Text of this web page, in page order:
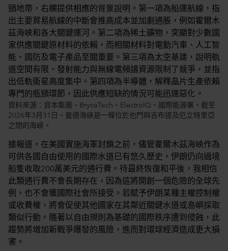
資料來源：資本集團、BryceTech、ElectroIQ、國際能源署。截至
2026年3月31日。曼德海峽是一條位於也門與吉布提及厄立特里亞
之間的海峽。
據報道，在美國實施海軍封鎖之前，儘管霍爾木茲海峽作為
可供各國自由使用的國際水道已有悠久歷史，伊朗仍向過境
船隻收取200萬美元的通行費。待最終恢復和平後，我相信
此類通行費不會長期存在，因為這將開創一個危險的全球先
例，也不會獲國際社會所接受。若賦予伊朗某種主權控制權
或收費權，將會促使其他國家在其鄰近關鍵水道或島嶼採取
類似行動。隨著以自由規則為基礎的國際秩序遭到侵蝕，此
趨勢將增加新戰爭爆發的風險，進而對環球經濟造成更大損
害。